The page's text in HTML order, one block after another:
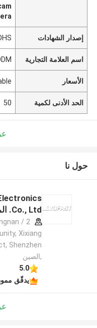
era
إصدار الشهادات
اسم العلامة التجارية
الأسعار
الحد الأدنى لكمية 50
حول نا
Co., Ltd. الملف الشركة المصنعة
Xixiang
Shenzhen
,الصين
5.0
يدقّق